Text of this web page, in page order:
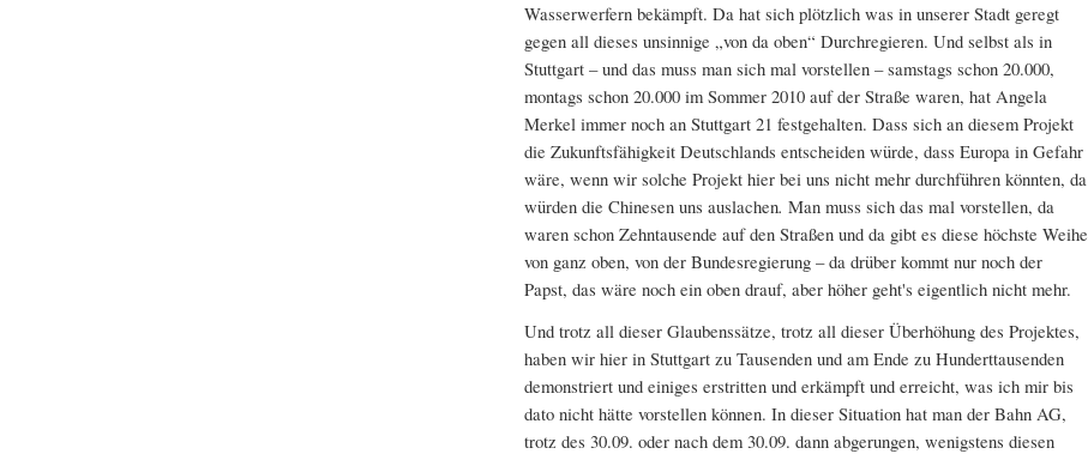
Wasserwerfern bekämpft. Da hat sich plötzlich was in unserer Stadt geregt
gegen all dieses unsinnige „von da oben“ Durchregieren. Und selbst als in
Stuttgart – und das muss man sich mal vorstellen – samstags schon 20.000,
montags schon 20.000 im Sommer 2010 auf der Straße waren, hat Angela
Merkel immer noch an Stuttgart 21 festgehalten. Dass sich an diesem Projekt
die Zukunftsfähigkeit Deutschlands entscheiden würde, dass Europa in Gefahr
wäre, wenn wir solche Projekt hier bei uns nicht mehr durchführen könnten, da
würden die Chinesen uns auslachen. Man muss sich das mal vorstellen, da
waren schon Zehntausende auf den Straßen und da gibt es diese höchste Weihe
von ganz oben, von der Bundesregierung – da drüber kommt nur noch der
Papst, das wäre noch ein oben drauf, aber höher geht's eigentlich nicht mehr.
Und trotz all dieser Glaubenssätze, trotz all dieser Überhöhung des Projektes,
haben wir hier in Stuttgart zu Tausenden und am Ende zu Hunderttausenden
demonstriert und einiges erstritten und erkämpft und erreicht, was ich mir bis
dato nicht hätte vorstellen können. In dieser Situation hat man der Bahn AG,
trotz des 30.09. oder nach dem 30.09. dann abgerungen, wenigstens diesen